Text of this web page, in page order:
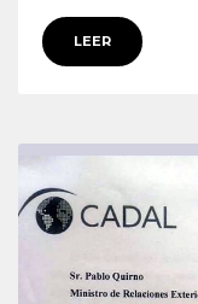
LEER